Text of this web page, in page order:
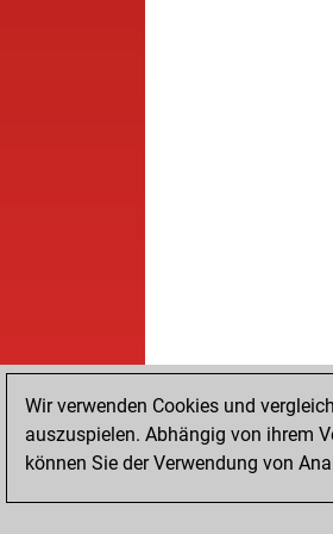
Wir verwenden Cookies und
auszuspielen. Abhängig von ihrem
können Sie der Verwendung von